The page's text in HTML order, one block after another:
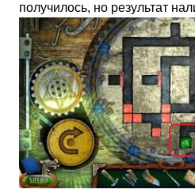
получилось, но результат